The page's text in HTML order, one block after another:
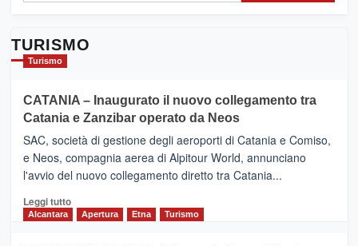
TURISMO
Turismo
CATANIA – Inaugurato il nuovo collegamento tra
Catania e Zanzibar operato da Neos
SAC, società di gestione degli aeroporti di Catania e Comiso,
e Neos, compagnia aerea di Alpitour World, annunciano
l'avvio del nuovo collegamento diretto tra Catania...
Leggi tuttoLeggi
Alcantara Apertura Etna Turismo